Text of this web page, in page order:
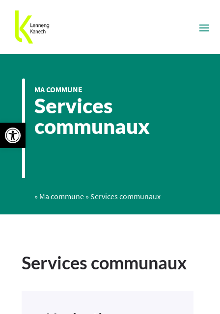
MA COMMUNE
Services
communaux
» Ma commune » Services communaux
Services communaux
Ouvrir la barre d’outils